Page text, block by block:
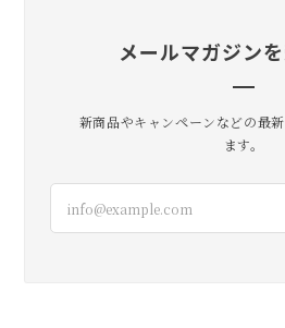
届きました！ ありがとうござ
無事到着よかったで
い方試してみてくださ
メールマガジン
新商品やキャンペーンなどの最
ます。